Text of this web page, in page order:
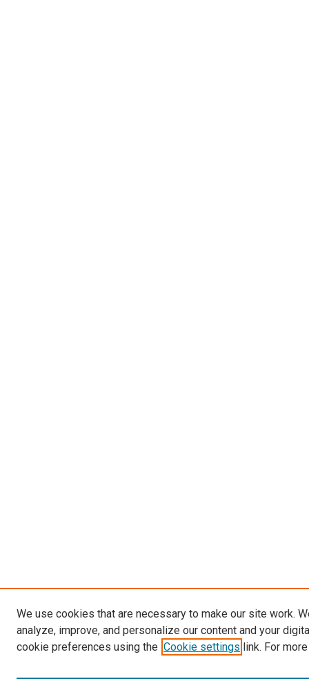
We use cookies that are necessary to make our site work.
analyze, improve, and personalize our content and your
cookie preferences using the Cookie settings link. For